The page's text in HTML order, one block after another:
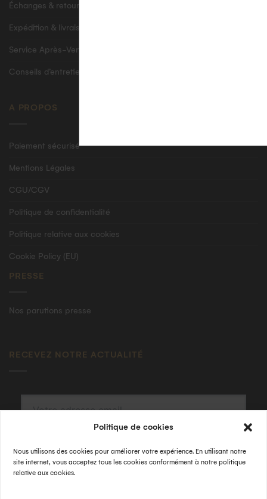
Politique de cookies
Nous utilisons des cookies pour améliorer votre expérience. En utilisant notre
site internet, vous acceptez tous les cookies conformément à notre politique
relative aux cookies.
Échanges & retours
Expédition & livraison sécurisée
Service Après-Vente
Conseils d’entretien
A PROPOS
Paiement sécurisé
Mentions Légales
CGU/CGV
Politique de confidentialité
Politique relative aux cookies
Cookie Policy (EU)
PRESSE
Nos parutions presse
RECEVEZ NOTRE ACTUALITÉ
politique de confidentialité .